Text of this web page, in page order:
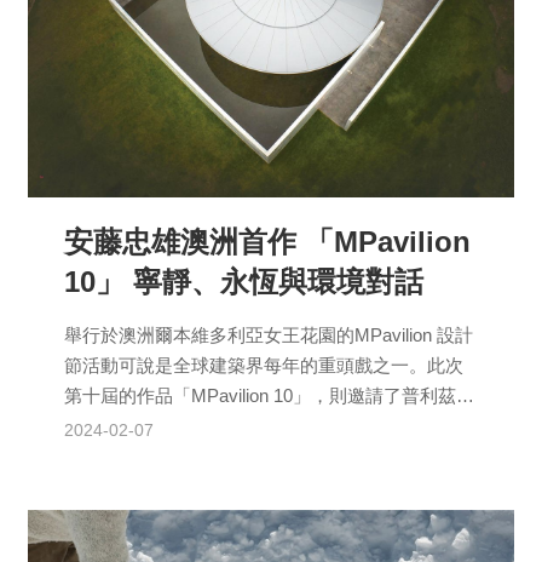
安藤忠雄澳洲首作 「MPavilion
10」 寧靜、永恆與環境對話
舉行於澳洲爾本維多利亞女王花園的MPavilion 設計
節活動可說是全球建築界每年的重頭戲之一。此次
第十屆的作品「MPavilion 10」，則邀請了普利茲克
建築獎得主日本建築師安藤忠雄操刀設計...
2024-02-07